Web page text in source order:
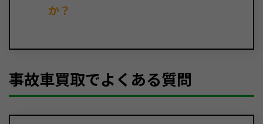
か？
事故車買取でよくある質問